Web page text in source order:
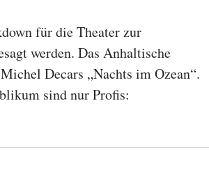
für die Theater zur
werden. Das Anhaltische
Decars „Nachts im Ozean“.
sind nur Profis: